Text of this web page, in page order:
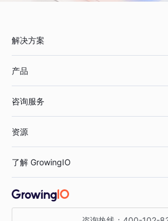
解决方案
鞋服行业
汽车行业
金融行业
产品
智能运营
获客分析
咨询服务
资源
增长公开课
了解 GrowingIO
关于 GrowingIO